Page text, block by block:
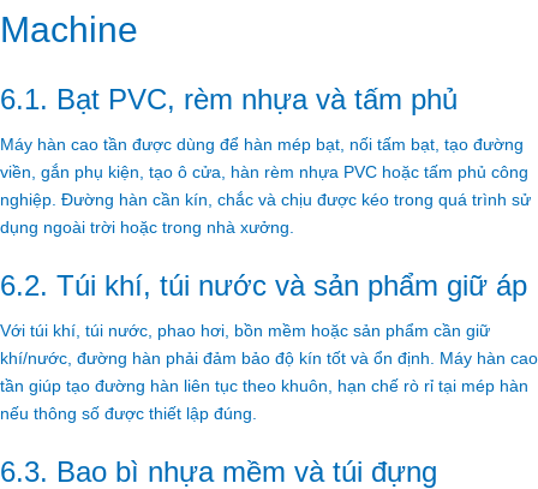
Machine
6.1. Bạt PVC, rèm nhựa và tấm phủ
Máy hàn cao tần được dùng để hàn mép bạt, nối tấm bạt, tạo đường
viền, gắn phụ kiện, tạo ô cửa, hàn rèm nhựa PVC hoặc tấm phủ công
nghiệp. Đường hàn cần kín, chắc và chịu được kéo trong quá trình sử
dụng ngoài trời hoặc trong nhà xưởng.
6.2. Túi khí, túi nước và sản phẩm giữ áp
Với túi khí, túi nước, phao hơi, bồn mềm hoặc sản phẩm cần giữ
khí/nước, đường hàn phải đảm bảo độ kín tốt và ổn định. Máy hàn cao
tần giúp tạo đường hàn liên tục theo khuôn, hạn chế rò rỉ tại mép hàn
nếu thông số được thiết lập đúng.
6.3. Bao bì nhựa mềm và túi đựng